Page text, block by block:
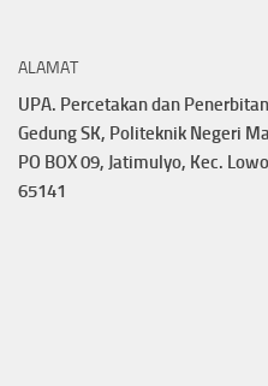
ALAMAT
UPA. Percetakan dan Penerbitan
Gedung SK, Politeknik Negeri
PO BOX 09, Jatimulyo, Kec.
65141